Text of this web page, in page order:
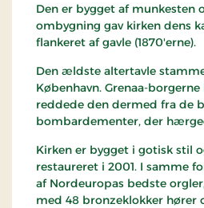
Den er bygget af munkesten
ombygning gav kirken dens
flankeret af gavle (1870'erne).
Den ældste altertavle
København. Grenaa-
reddede den dermed fra de
bombardementer, der
Kirken er bygget i gotisk stil
restaureret i 2001. I samme
af Nordeuropas bedste
med 48 bronzeklokker hører